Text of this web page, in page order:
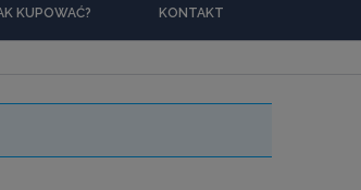
KUPOWAĆ? KONTAKT